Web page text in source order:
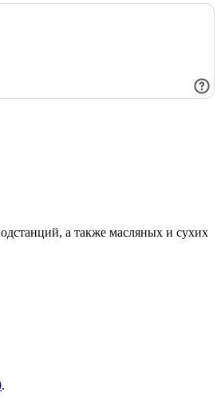
а также масляных и сухих
.